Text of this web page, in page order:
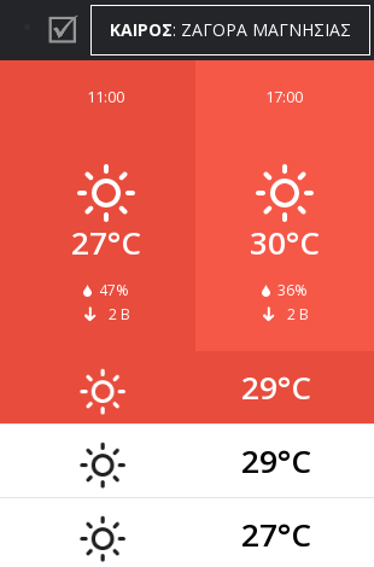
ΚΑΙΡΟΣ: ΖΑΓΟΡΑ ΜΑΓΝΗΣΙΑΣ
17:00
30°C
36%
2 Β
11:00
27°C
47%
2 Β
29°C
29°C
27°C